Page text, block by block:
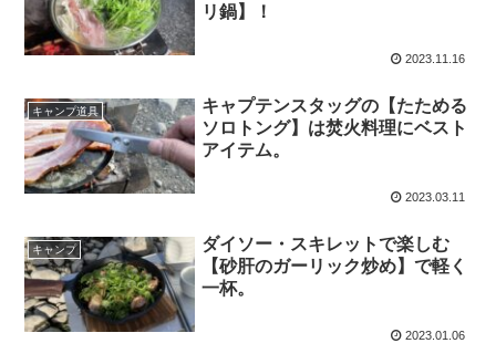
リ鍋】！
2023.11.16
キャンプ道具
キャプテンスタッグの【たためる
ソロトング】は焚火料理にベスト
アイテム。
2023.03.11
キャンプ
ダイソー・スキレットで楽しむ
【砂肝のガーリック炒め】で軽く
一杯。
2023.01.06